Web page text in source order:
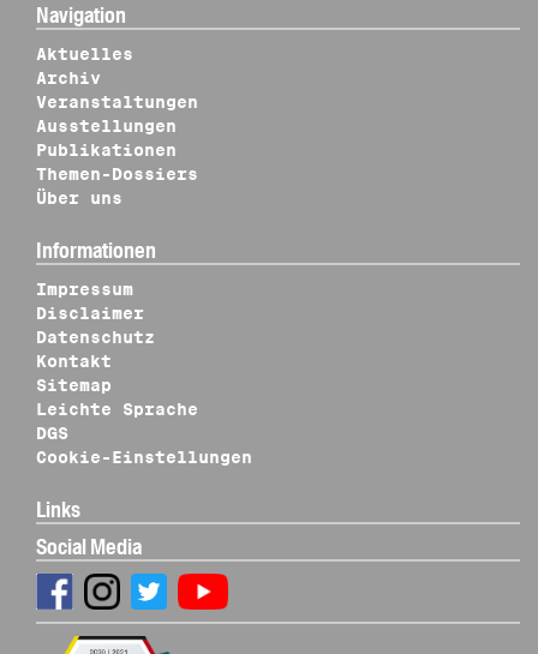
Navigation
Aktuelles
Archiv
Veranstaltungen
Ausstellungen
Publikationen
Themen-Dossiers
Über uns
Informationen
Impressum
Disclaimer
Datenschutz
Kontakt
Sitemap
Leichte Sprache
DGS
Cookie-Einstellungen
Links
Social Media